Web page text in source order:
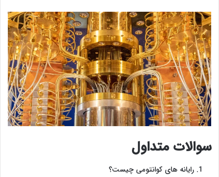
سوالات متداول
رایانه ‌های کوانتومی چیست؟